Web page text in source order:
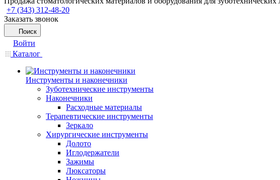
+7 (343) 312-48-20
Заказать звонок
Поиск
Войти
Каталог
Инструменты и наконечники
Зуботехнические инструменты
Наконечники
Расходные материалы
Терапевтические инструменты
Зеркало
Хирургические инструменты
Долото
Иглодержатели
Зажимы
Люксаторы